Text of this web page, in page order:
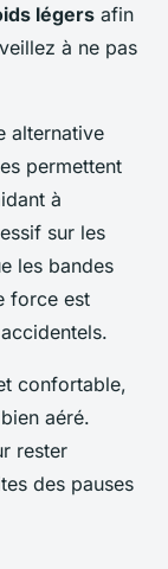
légers afin
à ne pas
alternative
permettent
à
sur les
les bandes
force est
confortable,
aéré.
rester
des pauses